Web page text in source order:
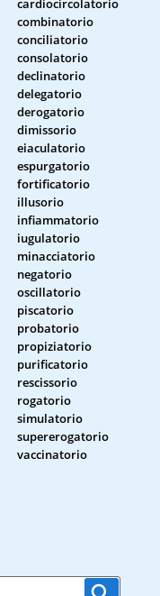
combinatorio
conciliatorio
consolatorio
declinatorio
delegatorio
derogatorio
dimissorio
eiaculatorio
espurgatorio
fortificatorio
illusorio
infiammatorio
iugulatorio
minacciatorio
negatorio
oscillatorio
piscatorio
probatorio
propiziatorio
purificatorio
rescissorio
rogatorio
simulatorio
supererogatorio
vaccinatorio